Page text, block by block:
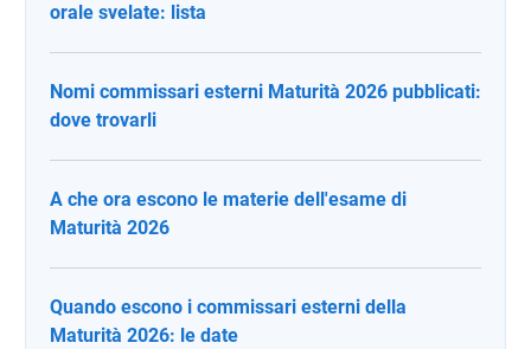
orale svelate: lista
Nomi commissari esterni Maturità 2026 pubblicati:
dove trovarli
A che ora escono le materie dell'esame di
Maturità 2026
Quando escono i commissari esterni della
Maturità 2026: le date